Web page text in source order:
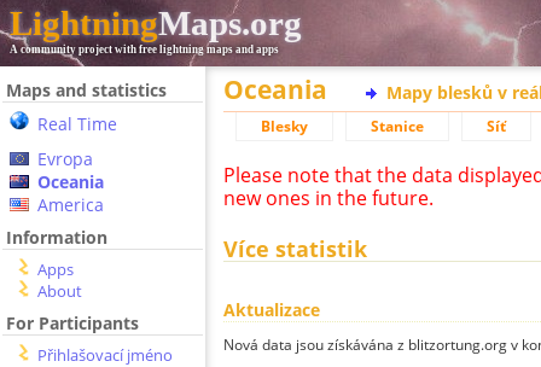
LightningMaps.org
A community project with free lightning maps and apps
Maps and statistics
Real Time
Evropa
Oceania
America
Information
Apps
About
For Participants
Přihlašovací jméno
Oceania Mapy blesků v
Blesky Stanice Síť
Please note that the data
new ones in the future.
Více statistik
Aktualizace
Nová data jsou získávána z blitzortung.org v